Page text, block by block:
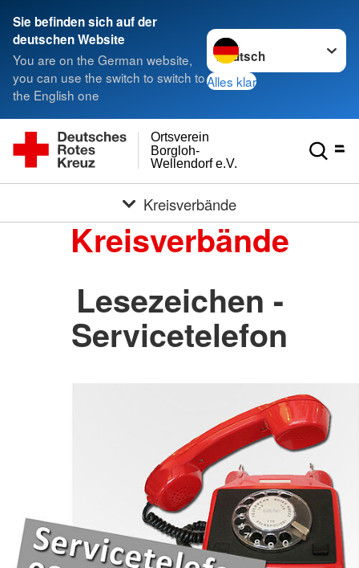
Sie befinden sich auf der
deutschen Website
You are on the German website,
you can use the switch to switch to
the English one
Sprache wechseln zu
Alles klar
Wellendorf e.V.
Borgloh-
Ortsverein
Kreisverbände
Kreisverbände
Lesezeichen -
Servicetelefon